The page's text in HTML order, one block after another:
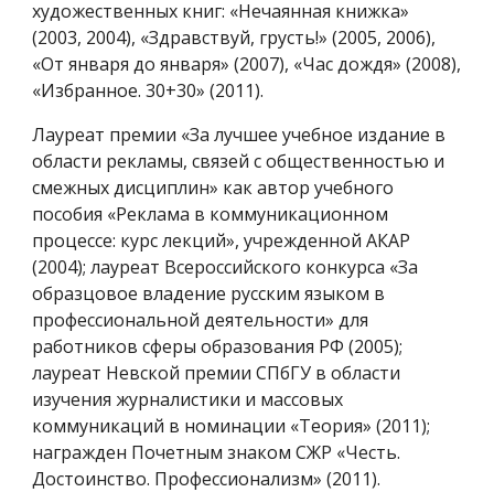
художественных книг: «Нечаянная книжка»
(2003, 2004), «Здравствуй, грусть!» (2005, 2006),
«От января до января» (2007), «Час дождя» (2008),
«Избранное. 30+30» (2011).
Лауреат премии «За лучшее учебное издание в
области рекламы, связей с общественностью и
смежных дисциплин» как автор учебного
пособия «Реклама в коммуникационном
процессе: курс лекций», учрежденной АКАР
(2004); лауреат Всероссийского конкурса «За
образцовое владение русским языком в
профессиональной деятельности» для
работников сферы образования РФ (2005);
лауреат Невской премии СПбГУ в области
изучения журналистики и массовых
коммуникаций в номинации «Теория» (2011);
награжден Почетным знаком СЖР «Честь.
Достоинство. Профессионализм» (2011).